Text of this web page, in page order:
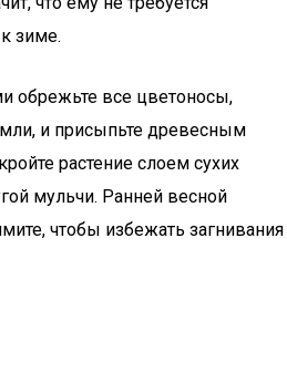
зиме.
обрежьте все цветоносы,
и присыпьте древесным
растение слоем сухих
мульчи. Ранней весной
чтобы избежать загнивания